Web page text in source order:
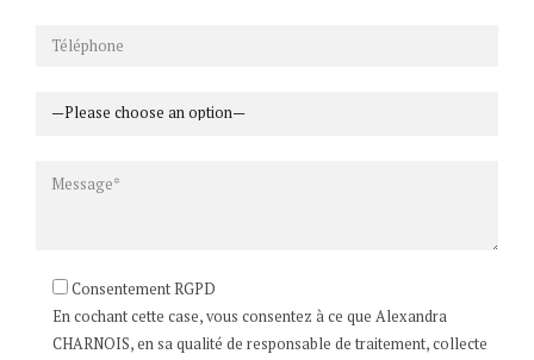
Consentement RGPD
En cochant cette case, vous consentez à ce que Alexandra
CHARNOIS, en sa qualité de responsable de traitement, collecte